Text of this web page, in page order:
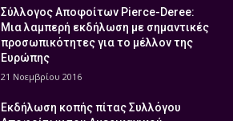
Σύλλογος Αποφοίτων Pierce-Deree:
Μια λαμπερή εκδήλωση με σημαντικές
προσωπικότητες για το μέλλον της
Ευρώπης
21 Νοεμβρίου 2016
Εκδήλωση κοπής πίτας Συλλόγου